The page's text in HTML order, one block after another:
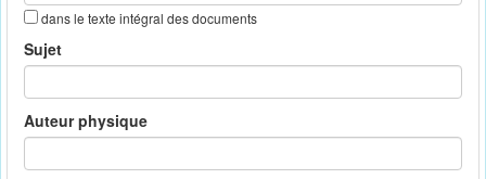
dans le texte intégral des documents
Sujet
Auteur physique